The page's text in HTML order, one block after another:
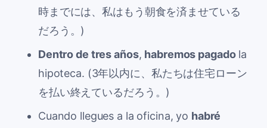
時までには、私はもう朝食を済ませている
だろう。)
Dentro de tres años, habremos pagadola
hipoteca. (3年以内に、私たちは住宅ローン
を払い終えているだろう。)
Cuando llegues a la oficina, yo habré